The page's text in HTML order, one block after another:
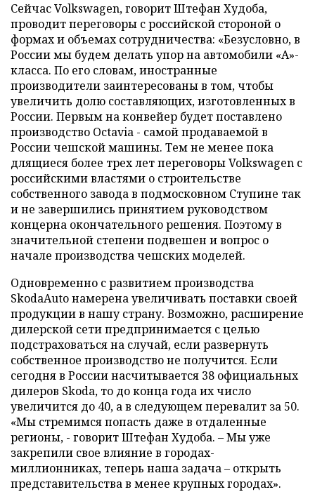
Сейчас Volkswagen, говорит Штефан Худоба,
проводит переговоры с российской стороной о
формах и объемах сотрудничества: «Безусловно, в
России мы будем делать упор на автомобили «А»-
класса. По его словам, иностранные
производители заинтересованы в том, чтобы
увеличить долю составляющих, изготовленных в
России. Первым на конвейер будет поставлено
производство Octavia - самой продаваемой в
России чешской машины. Тем не менее пока
длящиеся более трех лет переговоры Volkswagen с
российскими властями о строительстве
собственного завода в подмосковном Ступине так
и не завершились принятием руководством
концерна окончательного решения. Поэтому в
значительной степени подвешен и вопрос о
начале производства чешских моделей.
Одновременно с развитием производства
SkodaAuto намерена увеличивать поставки своей
продукции в нашу страну. Возможно, расширение
дилерской сети предпринимается с целью
подстраховаться на случай, если развернуть
собственное производство не получится. Если
сегодня в России насчитывается 38 официальных
дилеров Skoda, то до конца года их число
увеличится до 40, а в следующем перевалит за 50.
«Мы стремимся попасть даже в отдаленные
регионы, - говорит Штефан Худоба. – Мы уже
закрепили свое влияние в городах-
миллионниках, теперь наша задача – открыть
представительства в менее крупных городах».